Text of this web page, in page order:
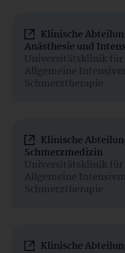
Klinische
Anästhesie und
Universitätsklinik für
Allgemeine
Schmerztherapie
Klinische
Schmerzmedizin
Universitätsklinik für
Allgemeine
Schmerztherapie
Klinische